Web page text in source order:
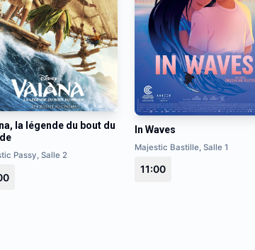
la légende du bout du
Passy, Salle 2
In Waves
Majestic Bastille, Salle 1
11:00